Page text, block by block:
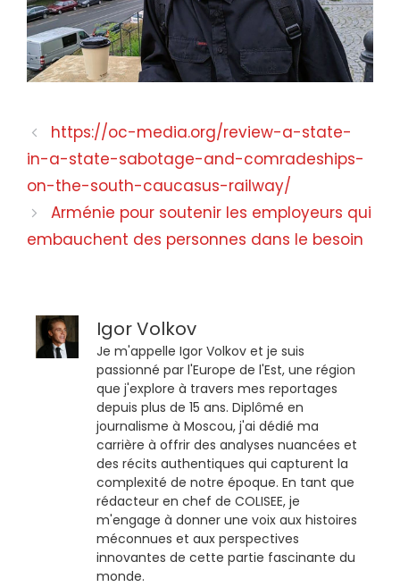
https://oc-media.org/review-a-state-
in-a-state-sabotage-and-comradeships-
on-the-south-caucasus-railway/
Arménie pour soutenir les employeurs qui
embauchent des personnes dans le besoin
Igor Volkov
Je m'appelle Igor Volkov et je suis
passionné par l'Europe de l'Est, une région
que j'explore à travers mes reportages
depuis plus de 15 ans. Diplômé en
journalisme à Moscou, j'ai dédié ma
carrière à offrir des analyses nuancées et
des récits authentiques qui capturent la
complexité de notre époque. En tant que
rédacteur en chef de COLISEE, je
m'engage à donner une voix aux histoires
méconnues et aux perspectives
innovantes de cette partie fascinante du
monde.